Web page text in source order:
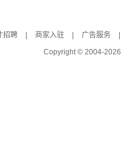
招聘 商家入驻 广告服务
Copyright © 2004-2026